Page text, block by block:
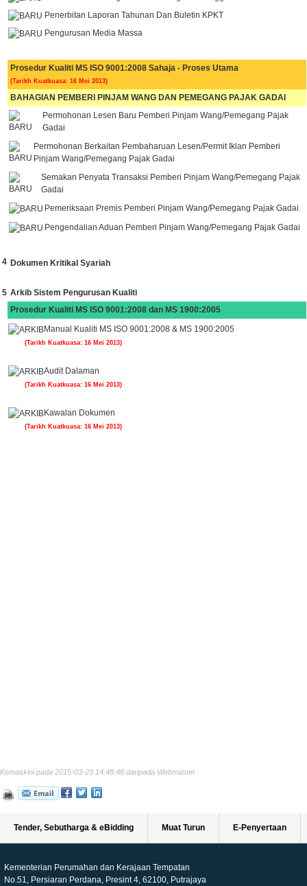
Penerbitan Laporan Tahunan Dan Buletin KPKT
Pengurusan Media Massa
Prosedur Kualiti MS ISO 9001:2008 Sahaja - Proses Utama
(Tarikh Kuatkuasa: 16 Mei 2013)
BAHAGIAN PEMBERI PINJAM WANG DAN PEMEGANG PAJAK GADAI
Permohonan Lesen Baru Pemberi Pinjam Wang/Pemegang Pajak
Gadai
Permohonan Berkaitan Pembaharuan Lesen/Permit Iklan Pemberi
Pinjam Wang/Pemegang Pajak Gadai
Semakan Penyata Transaksi Pemberi Pinjam Wang/Pemegang Pajak
Gadai
Pemeriksaan Premis Pemberi Pinjam Wang/Pemegang Pajak Gadai
Pengendalian Aduan Pemberi Pinjam Wang/Pemegang Pajak Gadai
4 Dokumen Kritikal Syariah
5 Arkib Sistem Pengurusan Kualiti
Prosedur Kualiti MS ISO 9001:2008 dan MS 1900:2005
Manual Kualiti MS ISO 9001:2008 & MS 1900:2005
(Tarikh Kuatkuasa: 16 Mei 2013)
Audit Dalaman
(Tarikh Kuatkuasa: 16 Mei 2013)
Kawalan Dokumen
(Tarikh Kuatkuasa: 16 Mei 2013)
Kemaskini pada 2015-03-23 14:48:48 daripada Webmaster
Tender, Sebutharga & eBidding Muat Turun E-Penyertaan
Kementerian Perumahan dan Kerajaan Tempatan
No.51, Persiaran Perdana, Presint 4, 62100, Putrajaya